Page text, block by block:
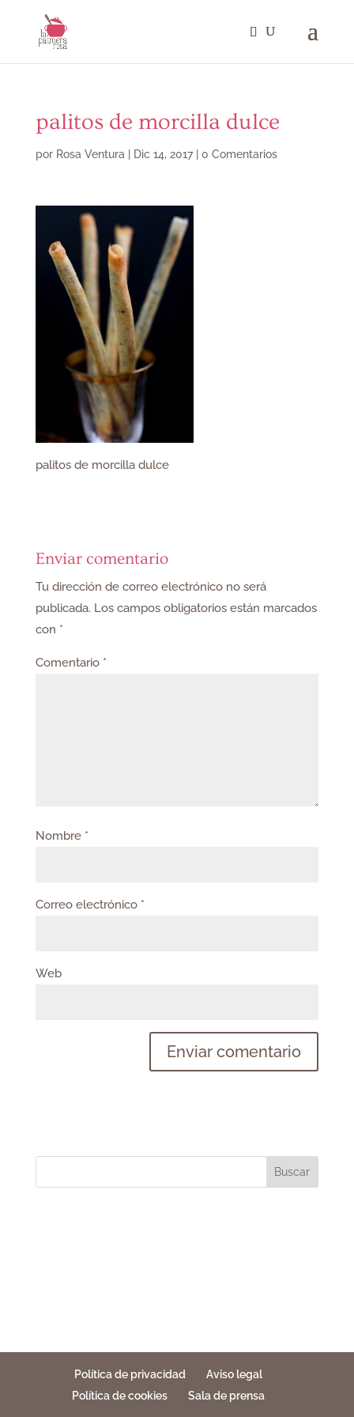
palitos de morcilla dulce
por Rosa Ventura Dic 14, 2017| 0 Comentarios
palitos de morcilla dulce
Enviar comentario
Tu dirección de correo electrónico no será
publicada. Los campos obligatorios están marcados
con *
Comentario *
Nombre *
Correo electrónico *
Web
Buscar
Política de privacidad
Aviso legal
Política de cookies
Sala de prensa